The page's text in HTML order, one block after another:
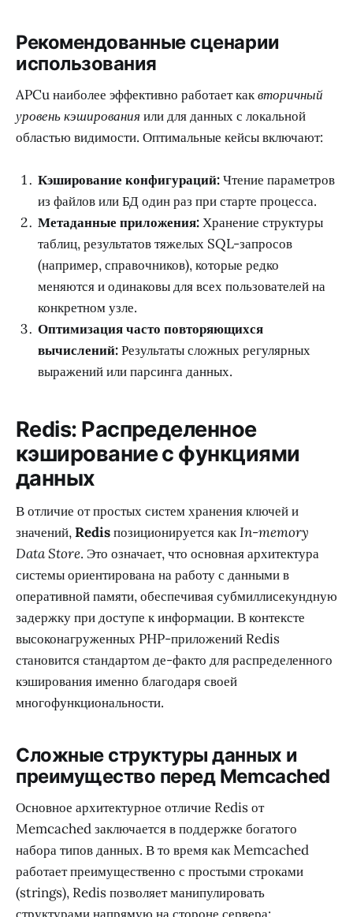
Рекомендованные сценарии
использования
APCu наиболее эффективно работает каквторичный
уровень кэширования или для данных с локальной
областью видимости. Оптимальные кейсы включают:
Кэширование конфигураций:Чтение параметров
из файлов или БД один раз при старте процесса.
Метаданные приложения:Хранение структуры
таблиц, результатов тяжелых SQL-запросов
(например, справочников), которые редко
меняются и одинаковы для всех пользователей на
конкретном узле.
Оптимизация часто повторяющихся
вычислений:Результаты сложных регулярных
выражений или парсинга данных.
Redis: Распределенное
кэширование с функциями
данных
В отличие от простых систем хранения ключей и
значений,Redisпозиционируется какIn-memory
Data Store. Это означает, что основная архитектура
системы ориентирована на работу с данными в
оперативной памяти, обеспечивая субмиллисекундную
задержку при доступе к информации. В контексте
высоконагруженных PHP-приложений Redis
становится стандартом де-факто для распределенного
кэширования именно благодаря своей
многофункциональности.
Сложные структуры данных и
преимущество перед Memcached
Основное архитектурное отличие Redis от
Memcached заключается в поддержке богатого
набора типов данных. В то время как Memcached
работает преимущественно с простыми строками
(strings), Redis позволяет манипулировать